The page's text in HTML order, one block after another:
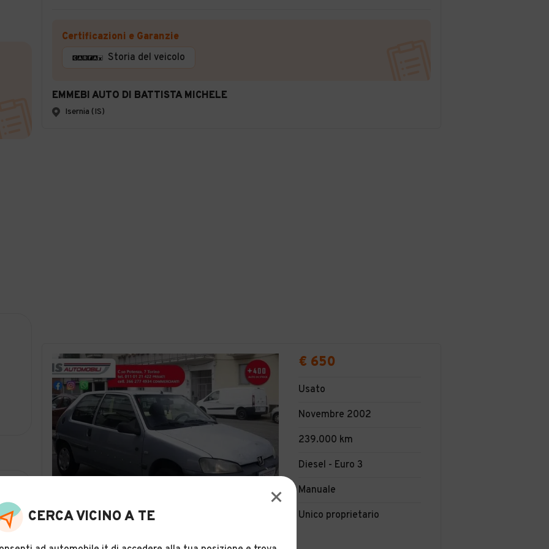
Certificazioni e Garanzie
Storia del veicolo
EMMEBI AUTO DI BATTISTA MICHELE
Isernia (IS)
€ 650
Usato
Novembre 2002
239.000 km
Diesel - Euro 3
Manuale
Unico proprietario
CERCA VICINO A TE